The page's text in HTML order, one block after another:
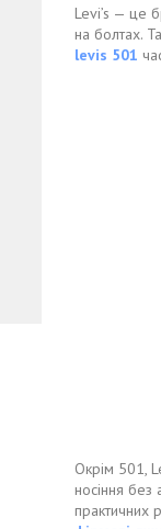
Levi’s — це
на болтах.
levis 501
Окрім 501,
носіння без
практичних